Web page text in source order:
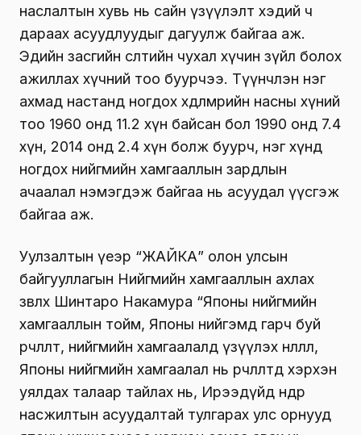
наслалтын хувь нь сайн үзүүлэлт хэдий ч
дараах асуудлуудыг дагуулж байгаа аж.
Эдийн засгийн өсөлтийн чухал хүчин зүйл болох
ажиллах хүчний тоо буурчээ. Түүнчлэн нэг
ахмад настанд ногдох хөдөлмөрийн насны хүний
тоо 1960 онд 11.2 хүн байсан бол 1990 онд 7.4
хүн, 2014 онд 2.4 хүн болж буурч, нэг хүнд
ногдох нийгмийн хамгааллын зардлын
ачаалал нэмэгдэж байгаа нь асуудал үүсгэж
байгаа аж.
Уулзалтын үеэр “ЖАЙКА” олон улсын
байгууллагын Нийгмийн хамгааллын ахлах
зөвлөх Шинтаро Накамура “Японы нийгмийн
хамгааллын тойм, Японы нийгэмд гарч буй
өөрчлөлт, нийгмийн хамгаалалд үзүүлэх нөлөөлөл,
Японы нийгмийн хамгаалал нь өөрчлөлтөд хэрхэн
уялдах талаар тайлах нь, Ирээдүйд өндөр
насжилтын асуудалтай тулгарах улс орнууд